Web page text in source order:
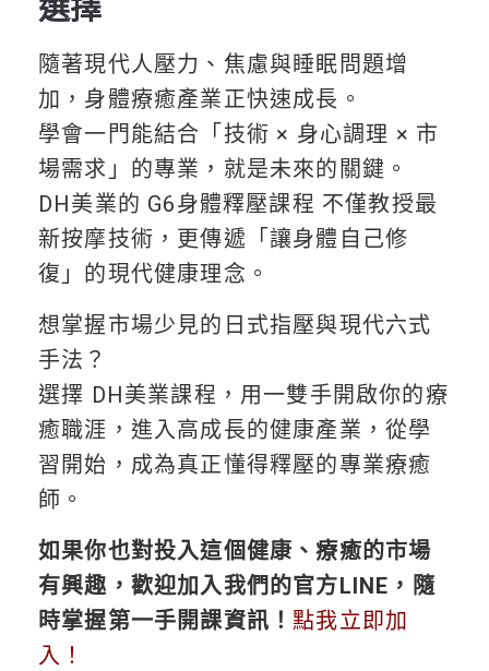
選擇
隨著現代人壓力、焦慮與睡眠問題增
加，身體療癒產業正快速成長。
學會一門能結合「技術 × 身心調理 × 市
場需求」的專業，就是未來的關鍵。
DH美業的 G6身體釋壓課程 不僅教授最
新按摩技術，更傳遞「讓身體自己修
復」的現代健康理念。
想掌握市場少見的日式指壓與現代六式
手法？
選擇 DH美業課程，用一雙手開啟你的療
癒職涯，進入高成長的健康產業，從學
習開始，成為真正懂得釋壓的專業療癒
師。
如果你也對投入這個健康、療癒的市場
有興趣，歡迎加入我們的官方LINE，隨
時掌握第一手開課資訊！ 點我立即加
入！